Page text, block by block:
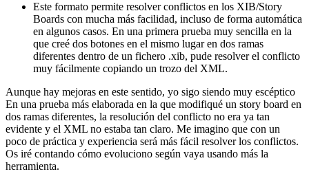
Este formato permite resolver conflictos en los XIB/Story
Boards con mucha más facilidad, incluso de forma automática
en algunos casos. En una primera prueba muy sencilla en la
que creé dos botones en el mismo lugar en dos ramas
diferentes dentro de un fichero .xib, pude resolver el conflicto
muy fácilmente copiando un trozo del XML.
Aunque hay mejoras en este sentido, yo sigo siendo muy escéptico
En una prueba más elaborada en la que modifiqué un story board en
dos ramas diferentes, la resolución del conflicto no era ya tan
evidente y el XML no estaba tan claro. Me imagino que con un
poco de práctica y experiencia será más fácil resolver los conflictos.
Os iré contando cómo evoluciono según vaya usando más la
herramienta.